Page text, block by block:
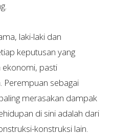
laki-laki dan
keputusan yang
ekonomi, pasti
sebagai
merasakan dampak
di sini adalah dari
konstruksi lain.